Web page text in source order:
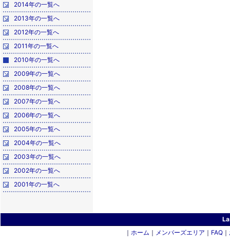
2014年の一覧へ
2013年の一覧へ
2012年の一覧へ
2011年の一覧へ
2010年の一覧へ
2009年の一覧へ
2008年の一覧へ
2007年の一覧へ
2006年の一覧へ
2005年の一覧へ
2004年の一覧へ
2003年の一覧へ
2002年の一覧へ
2001年の一覧へ
｜ ホーム ｜ メンバーズエリア ｜ FAQ｜